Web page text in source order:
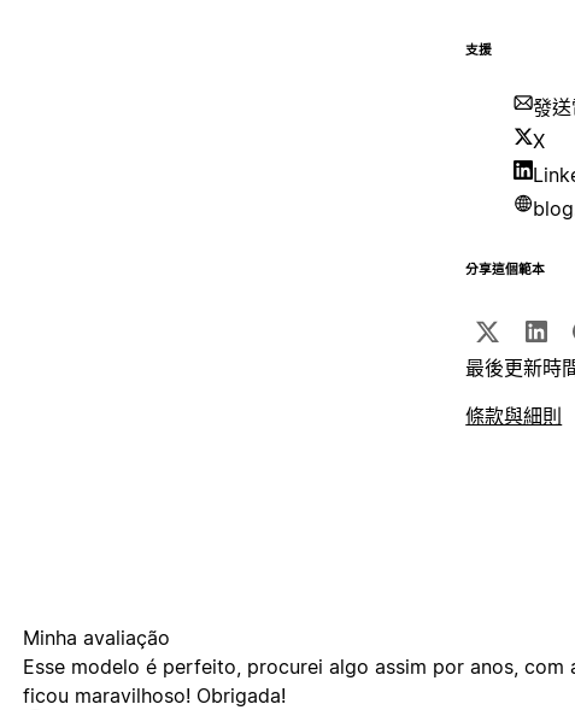
支援
發
X
分享這個範本
最後更新時
條款與細則
Minha avaliação
Esse modelo é perfeito, procurei algo assim por anos,
ficou maravilhoso! Obrigada!